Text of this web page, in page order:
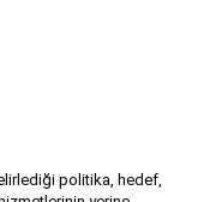
politika, hedef,